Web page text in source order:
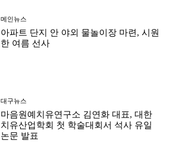
메인뉴스
아파트 단지 안 야외 물놀이장 마련, 시원
한 여름 선사
대구뉴스
마음원예치유연구소 김연화 대표, 대한
치유산업학회 첫 학술대회서 석사 유일
논문 발표